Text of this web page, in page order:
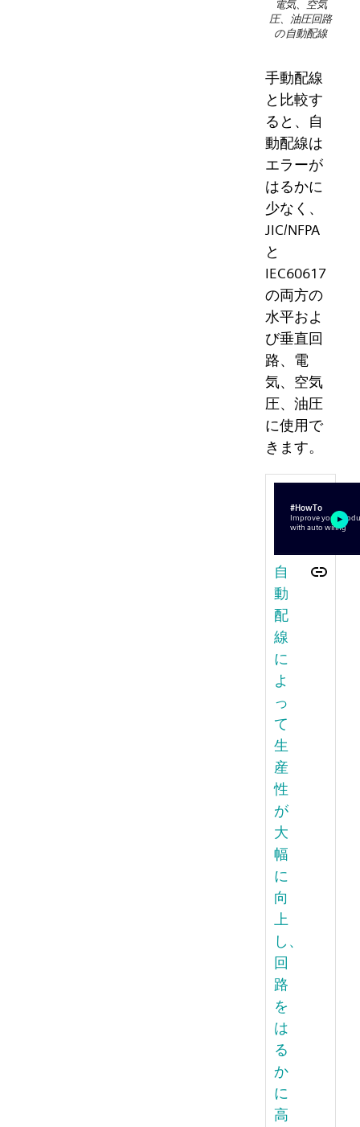
電気、空気
圧、油圧回路
の自動配線
手動配線
と比較す
ると、自
動配線は
エラーが
はるかに
少なく、
JIC/NFPA
と
IEC60617
の両方の
水平およ
び垂直回
路、電
気、空気
圧、油圧
に使用で
きます。
自
動
配
線
に
よ
っ
て
生
産
性
が
大
幅
に
向
上
し、
回
路
を
は
る
か
に
高